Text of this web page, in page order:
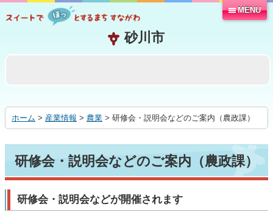
る
MENU
ホーム > 産業情報 > 農業 > 研修会・説明会などのご案内（農政課）
研修会・説明会などのご案内（農政課）
研修会・説明会などが開催されます